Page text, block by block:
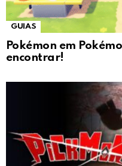
GUIAS
Pokémon em
encontrar!